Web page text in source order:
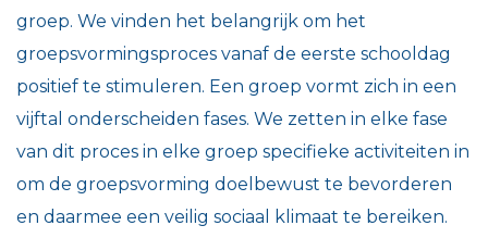
groep. We vinden het belangrijk om het
groepsvormingsproces vanaf de eerste schooldag
positief te stimuleren. Een groep vormt zich in een
vijftal onderscheiden fases. We zetten in elke fase
van dit proces in elke groep specifieke activiteiten in
om de groepsvorming doelbewust te bevorderen
en daarmee een veilig sociaal klimaat te bereiken.